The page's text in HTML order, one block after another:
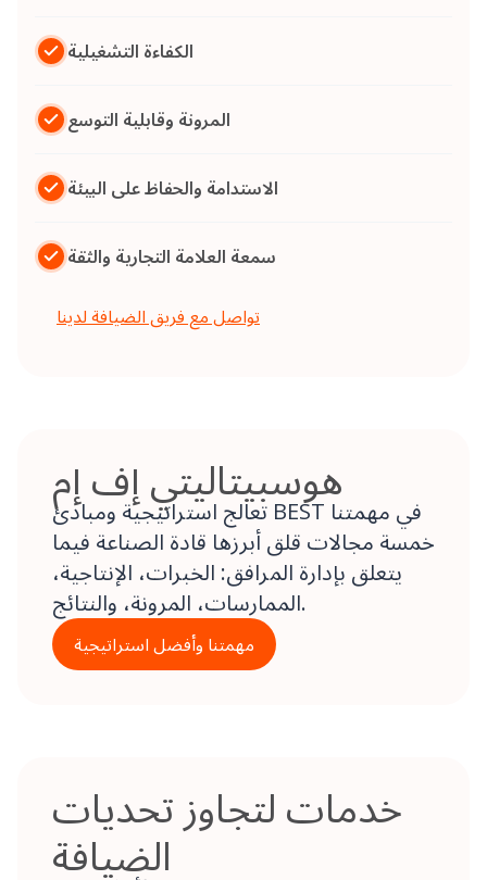
الكفاءة التشغيلية
المرونة وقابلية التوسع
الاستدامة والحفاظ على البيئة
سمعة العلامة التجارية والثقة
تواصل مع فريق الضيافة لدينا
هوسبيتاليتي إف إم
تعالج استراتيجية ومبادئ BEST في مهمتنا
خمسة مجالات قلق أبرزها قادة الصناعة فيما
يتعلق بإدارة المرافق: الخبرات، الإنتاجية،
الممارسات، المرونة، والنتائج.
مهمتنا وأفضل استراتيجية
خدمات لتجاوز تحديات
الضيافة